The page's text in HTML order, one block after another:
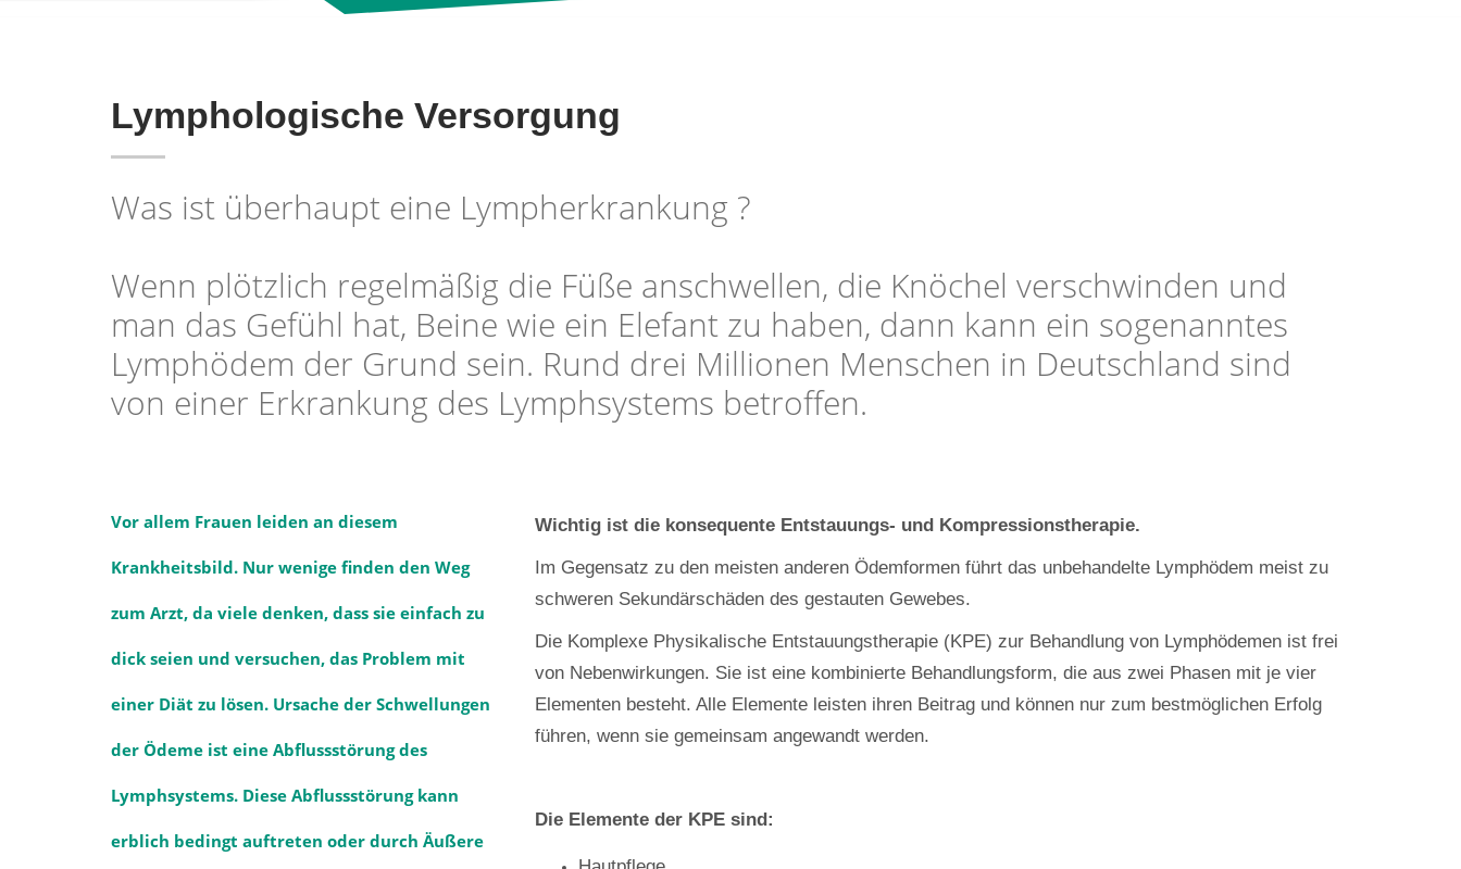
Lymphologische Versorgung
Was ist überhaupt eine Lympherkrankung ?
Wenn plötzlich regelmäßig die Füße anschwellen, die Knöchel verschwinden und
man das Gefühl hat, Beine wie ein Elefant zu haben, dann kann ein sogenanntes
Lymphödem der Grund sein. Rund drei Millionen Menschen in Deutschland sind
von einer Erkrankung des Lymphsystems betroffen.
Vor allem Frauen leiden an diesem
Krankheitsbild. Nur wenige finden den Weg
zum Arzt, da viele denken, dass sie einfach zu
dick seien und versuchen, das Problem mit
einer Diät zu lösen. Ursache der Schwellungen
der Ödeme ist eine Abflussstörung des
Lymphsystems. Diese Abflussstörung kann
erblich bedingt auftreten oder durch Äußere
Wichtig ist die konsequente Entstauungs- und Kompressionstherapie.
Im Gegensatz zu den meisten anderen Ödemformen führt das unbehandelte Lymphödem meist zu
schweren Sekundärschäden des gestauten Gewebes.
Die Komplexe Physikalische Entstauungstherapie (KPE) zur Behandlung von Lymphödemen ist frei
von Nebenwirkungen. Sie ist eine kombinierte Behandlungsform, die aus zwei Phasen mit je vier
Elementen besteht. Alle Elemente leisten ihren Beitrag und können nur zum bestmöglichen Erfolg
führen, wenn sie gemeinsam angewandt werden.
Die Elemente der KPE sind: